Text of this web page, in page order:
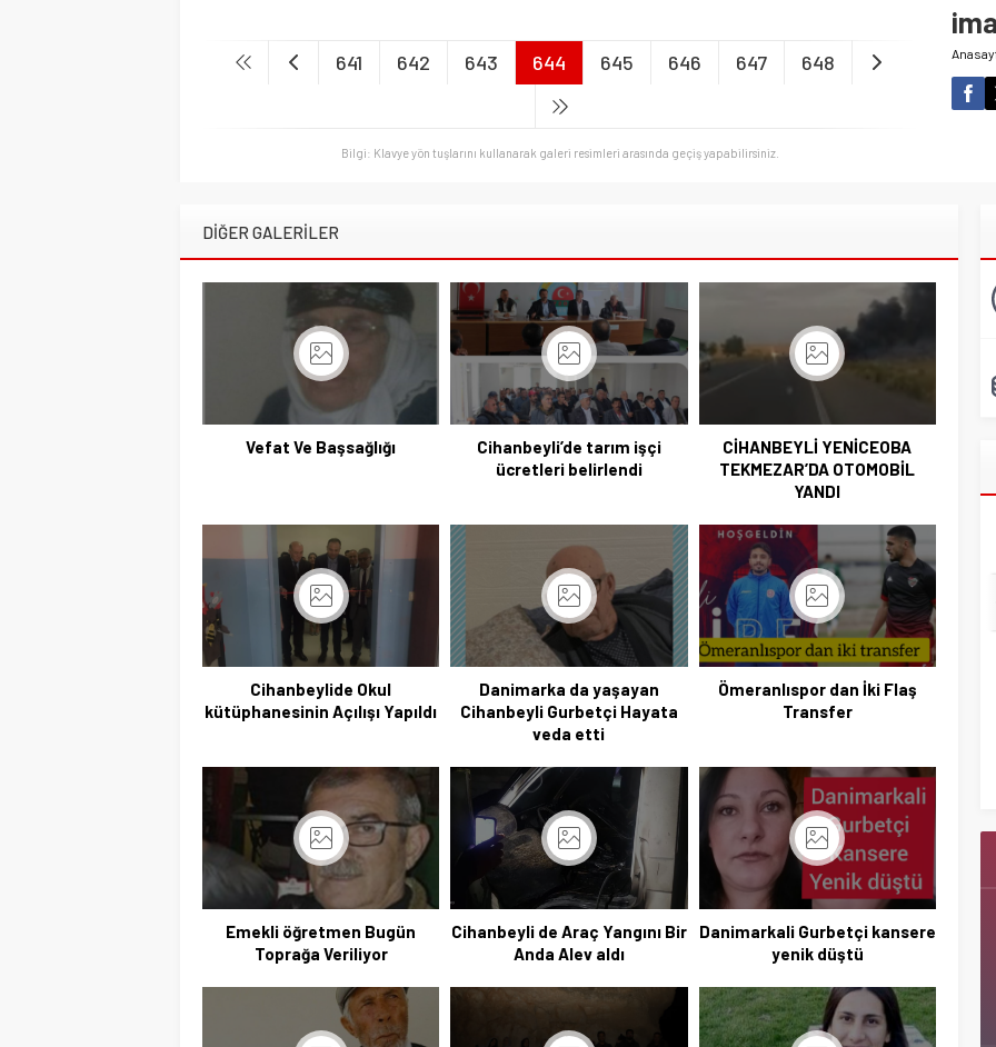
641 642 643 644 645 646 647 648
Bilgi: Klavye yön tuşlarını kullanarak galeri resimleri arasında geçiş yapabilirsiniz.
DİĞER GALERİLER
Vefat Ve Başsağlığı
Cihanbeyli’de tarım işçi
ücretleri belirlendi
CİHANBEYLİ YENİCEOBA
TEKMEZAR’DA OTOMOBİL
YANDI
Cihanbeylide Okul
kütüphanesinin Açılışı Yapıldı
Danimarka da yaşayan
Cihanbeyli Gurbetçi Hayata
veda etti
Ömeranlıspor dan İki Flaş
Transfer
Emekli öğretmen Bugün
Toprağa Veriliyor
Cihanbeyli de Araç Yangını Bir
Anda Alev aldı
Danimarkali Gurbetçi kansere
yenik düştü
Başkan Adayı Kemal Tekin Sahada